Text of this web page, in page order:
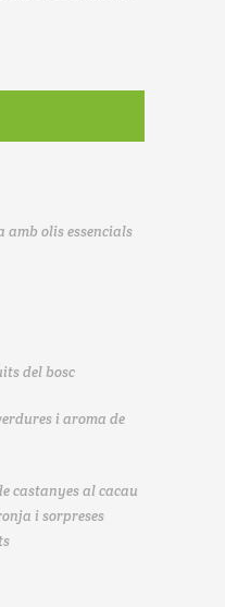
amb olis essencials
del bosc
i aroma de
castanyes al cacau
i sorpreses